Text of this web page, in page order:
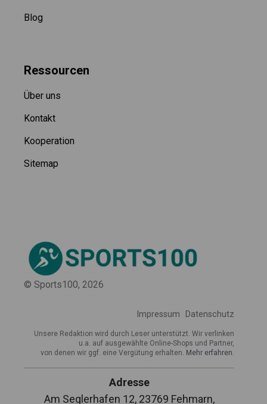
Blog
Ressourcen
Über uns
Kontakt
Kooperation
Sitemap
© Sports100, 2026
Impressum Datenschutz
Unsere Redaktion wird durch Leser unterstützt. Wir verlinken
u.a. auf ausgewählte Online-Shops und Partner,
von denen wir ggf. eine Vergütung erhalten. Mehr erfahren.
Adresse
Am Seglerhafen 12, 23769 Fehmarn,